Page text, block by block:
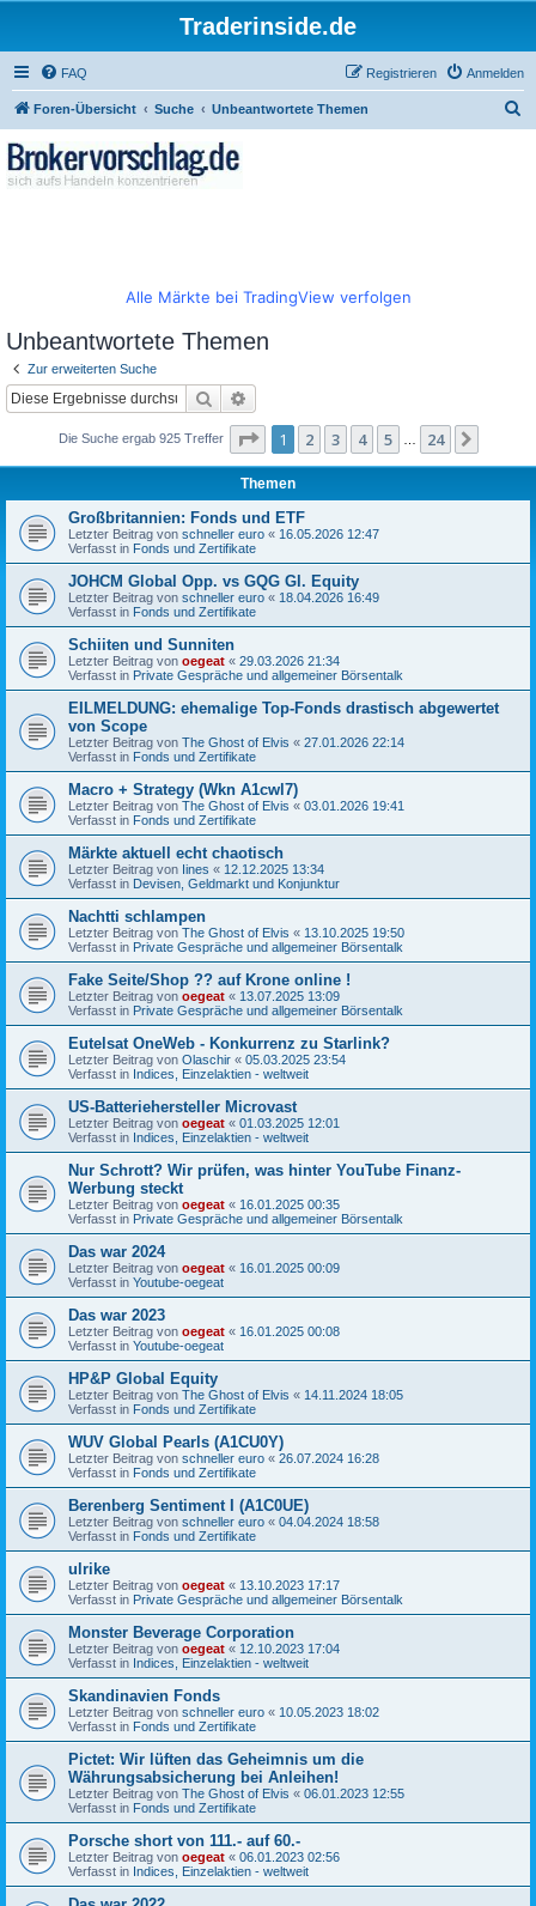
Traderinside.de
FAQ Anmelden
Registrieren
Foren-Übersicht Suche Unbeantwortete Themen
Alle Märkte bei TradingView verfolgen
Unbeantwortete Themen
Zur erweiterten Suche
Suche
Die Suche ergab 925 Treffer Seite 1von 24
1 2 3 4 5 24
Themen
Großbritannien: Fonds und ETF
Letzter Beitrag von schneller euro « 16.05.2026 12:47
Verfasst in Fonds und Zertifikate
JOHCM Global Opp. vs GQG Gl. Equity
Letzter Beitrag von schneller euro « 18.04.2026 16:49
Verfasst in Fonds und Zertifikate
Schiiten und Sunniten
Letzter Beitrag von oegeat « 29.03.2026 21:34
Verfasst in Private Gespräche und allgemeiner Börsentalk
EILMELDUNG: ehemalige Top-Fonds drastisch abgewertet
von Scope
Letzter Beitrag von The Ghost of Elvis « 27.01.2026 22:14
Verfasst in Fonds und Zertifikate
Macro + Strategy (Wkn A1cwl7)
Letzter Beitrag von The Ghost of Elvis « 03.01.2026 19:41
Verfasst in Fonds und Zertifikate
Märkte aktuell echt chaotisch
Letzter Beitrag von Iines « 12.12.2025 13:34
Verfasst in Devisen, Geldmarkt und Konjunktur
Nachtti schlampen
Letzter Beitrag von The Ghost of Elvis « 13.10.2025 19:50
Verfasst in Private Gespräche und allgemeiner Börsentalk
Fake Seite/Shop ?? auf Krone online !
Letzter Beitrag von oegeat « 13.07.2025 13:09
Verfasst in Private Gespräche und allgemeiner Börsentalk
Eutelsat OneWeb - Konkurrenz zu Starlink?
Letzter Beitrag von Olaschir « 05.03.2025 23:54
Verfasst in Indices, Einzelaktien - weltweit
US-Batteriehersteller Microvast
Letzter Beitrag von oegeat « 01.03.2025 12:01
Verfasst in Indices, Einzelaktien - weltweit
Nur Schrott? Wir prüfen, was hinter YouTube Finanz-
Werbung steckt
Letzter Beitrag von oegeat « 16.01.2025 00:35
Verfasst in Private Gespräche und allgemeiner Börsentalk
Das war 2024
Letzter Beitrag von oegeat « 16.01.2025 00:09
Verfasst in Youtube-oegeat
Das war 2023
Letzter Beitrag von oegeat « 16.01.2025 00:08
Verfasst in Youtube-oegeat
HP&P Global Equity
Letzter Beitrag von The Ghost of Elvis « 14.11.2024 18:05
Verfasst in Fonds und Zertifikate
WUV Global Pearls (A1CU0Y)
Letzter Beitrag von schneller euro « 26.07.2024 16:28
Verfasst in Fonds und Zertifikate
Berenberg Sentiment I (A1C0UE)
Letzter Beitrag von schneller euro « 04.04.2024 18:58
Verfasst in Fonds und Zertifikate
ulrike
Letzter Beitrag von oegeat « 13.10.2023 17:17
Verfasst in Private Gespräche und allgemeiner Börsentalk
Monster Beverage Corporation
Letzter Beitrag von oegeat « 12.10.2023 17:04
Verfasst in Indices, Einzelaktien - weltweit
Skandinavien Fonds
Letzter Beitrag von schneller euro « 10.05.2023 18:02
Verfasst in Fonds und Zertifikate
Pictet: Wir lüften das Geheimnis um die
Währungsabsicherung bei Anleihen!
Letzter Beitrag von The Ghost of Elvis « 06.01.2023 12:55
Verfasst in Fonds und Zertifikate
Porsche short von 111.- auf 60.-
Letzter Beitrag von oegeat « 06.01.2023 02:56
Verfasst in Indices, Einzelaktien - weltweit